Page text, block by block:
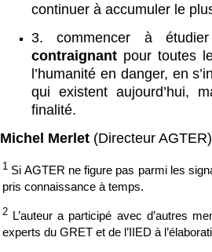
continuer à accumuler le
3. commencer à
contraignant pour toutes
l’humanité en danger, en
qui existent aujourd’hui,
finalité.
Michel Merlet (Directeur AGTER)
1 Si AGTER ne figure pas parmi les
pris connaissance à temps.
2 L’auteur a participé avec d’autres
experts du GRET et de l’IIED à